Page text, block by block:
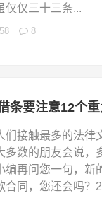
仅仅三十三条...
8
条要注意12个
们接触最多的法律
多数的朋友会说，
编再问您一句，新
合同，您还会吗？